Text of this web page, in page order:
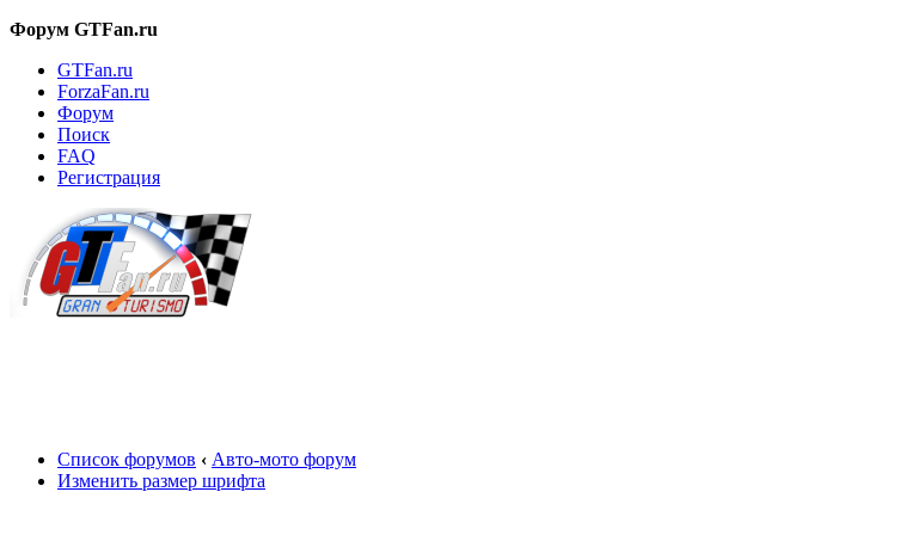
Форум GTFan.ru
GTFan.ru
ForzaFan.ru
Форум
Поиск
FAQ
Регистрация
Список форумов ‹ Авто-мото форум
Изменить размер шрифта